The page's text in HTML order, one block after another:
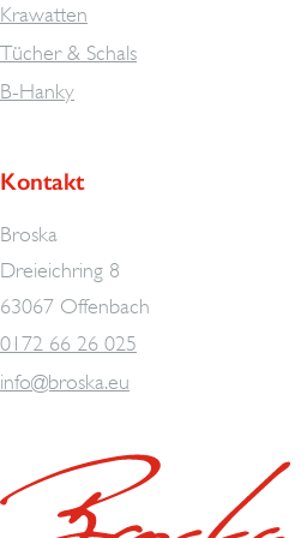
Krawatten
Tücher & Schals
B-Hanky
Kontakt
Broska
Dreieichring 8
63067 Offenbach
0172 66 26 025
info@broska.eu